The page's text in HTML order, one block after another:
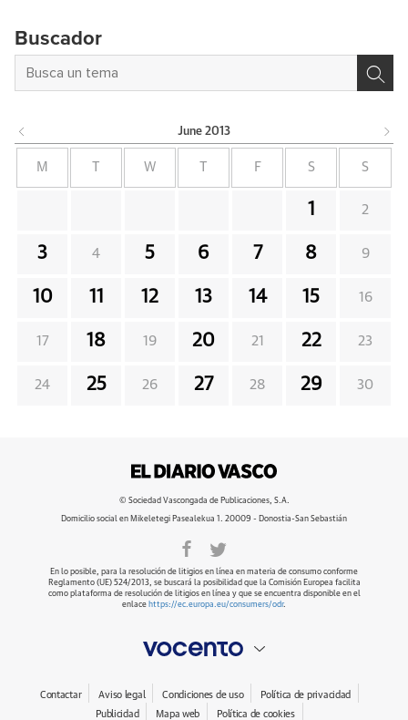
Buscador
June 2013
M W F S S
1 2
3 4 5 6 7 8 9
10 11 12 13 14 15 16
17 18 19 20 21 22 23
24 25 26 27 28 29 30
© Sociedad Vascongada de Publicaciones, S.A.
Domicilio social en Mikeletegi Pasealekua 1. 20009 - Donostia-San Sebastián
En lo posible, para la resolución de litigios en línea en materia de consumo conforme
Reglamento (UE) 524/2013, se buscará la posibilidad que la Comisión Europea facilita
como plataforma de resolución de litigios en línea y que se encuentra disponible en el
enlace https://ec.europa.eu/consumers/odr.
Contactar Aviso legal Condiciones de uso
Política de privacidad
Publicidad
Mapa web Política de cookies